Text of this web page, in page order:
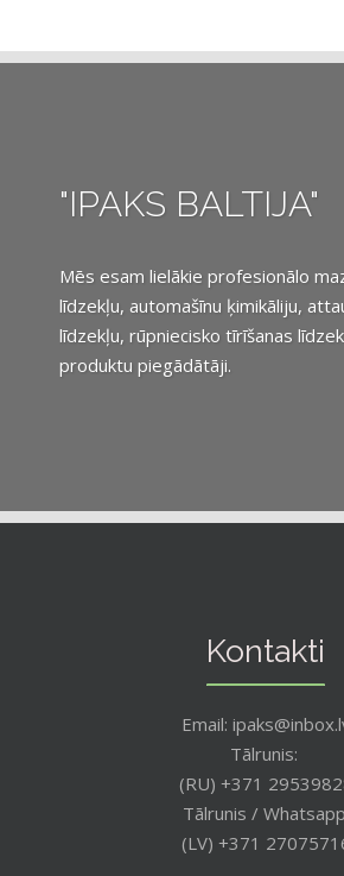
"IPAKS BALTIJA"
Mēs esam lielākie profesionālo
līdzekļu, automašīnu ķimikāliju,
līdzekļu, rūpniecisko tīrīšanas
produktu piegādātāji.
Kontakti
Email:
Tālrunis:
(RU) +371
Tālrunis /
(LV) +371